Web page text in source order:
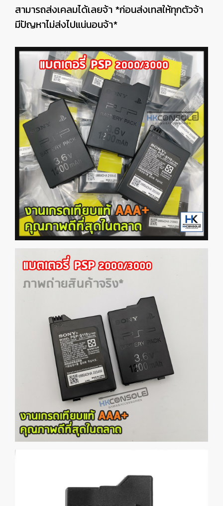
สามารถส่งเคลมได้เลยจ้า *ก่อนส่งเทสให้ทุกตัวจ้า
มีปัญหาไม่ส่งไปแน่นอนจ้า*